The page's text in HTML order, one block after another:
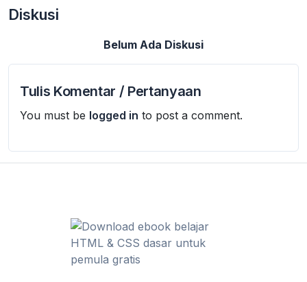
Diskusi
Belum Ada Diskusi
Tulis Komentar / Pertanyaan
You must be logged in to post a comment.